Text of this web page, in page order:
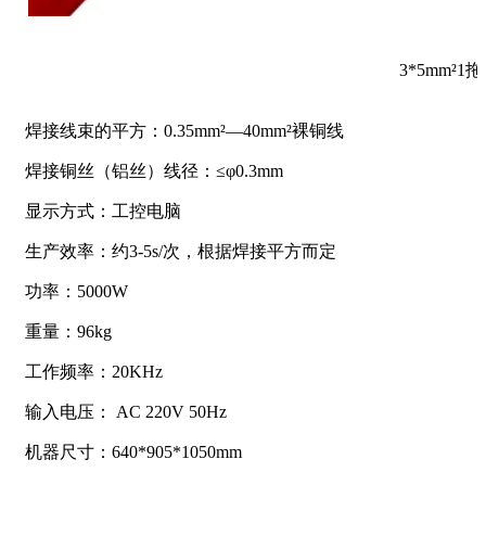
3*5mm²1
焊接线束的平方：0.35mm²—40mm²裸铜线
焊接铜丝（铝丝）线径：≤φ0.3mm
显示方式：工控电脑
生产效率：约3-5s/次，根据焊接平方而定
功率：5000W
重量：96kg
工作频率：20KHz
输入电压： AC 220V 50Hz
机器尺寸：640*905*1050mm